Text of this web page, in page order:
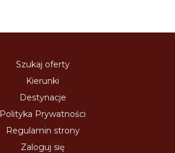
Szukaj oferty
Kierunki
Destynacje
Polityka Prywatności
Regulamin strony
Zaloguj się